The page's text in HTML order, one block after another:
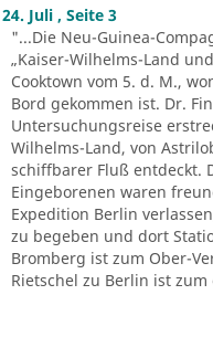
24. Juli , Seite 3
"...Die Neu-Guinea-
„Kaiser-Wilhelms-Land
Cooktown vom 5. d. M.,
Bord gekommen ist. Dr.
Untersuchungsreise
Wilhelms-Land, von
schiffbarer Fluß entdeckt.
Eingeborenen waren
Expedition Berlin
zu begeben und dort
Bromberg ist zum Ober-
Rietschel zu Berlin ist